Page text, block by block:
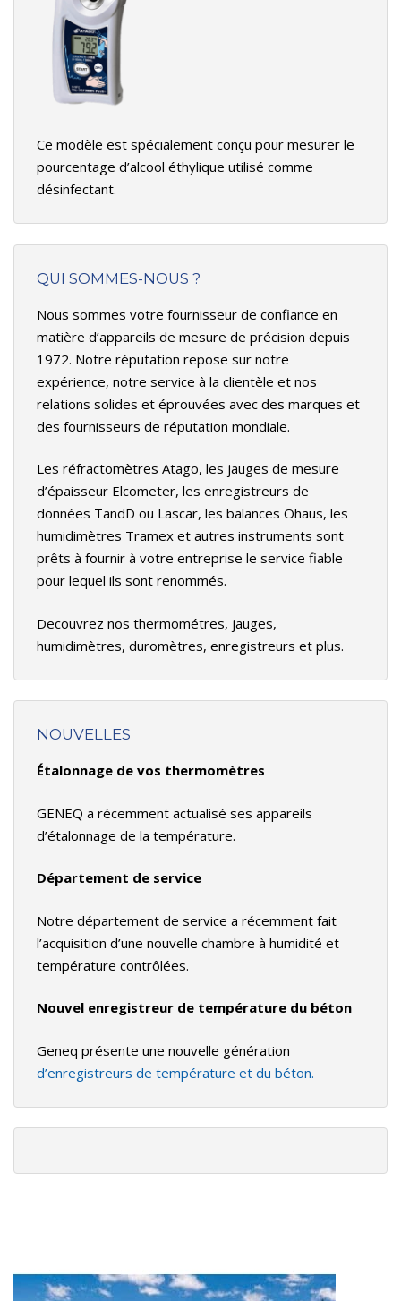
Ce modèle est spécialement conçu pour mesurer le
pourcentage d’alcool éthylique utilisé comme
désinfectant.
QUI SOMMES-NOUS ?
Nous sommes votre fournisseur de confiance en
matière d’appareils de mesure de précision depuis
1972. Notre réputation repose sur notre
expérience, notre service à la clientèle et nos
relations solides et éprouvées avec des marques et
des fournisseurs de réputation mondiale.
Les réfractomètres Atago, les jauges de mesure
d’épaisseur Elcometer, les enregistreurs de
données TandD ou Lascar, les balances Ohaus, les
humidimètres Tramex et autres instruments sont
prêts à fournir à votre entreprise le service fiable
pour lequel ils sont renommés.
Decouvrez nos thermométres, jauges,
humidimètres, duromètres, enregistreurs et plus.
NOUVELLES
Étalonnage de vos thermomètres
GENEQ a récemment actualisé ses appareils
d’étalonnage de la température.
Département de service
Notre département de service a récemment fait
l’acquisition d’une nouvelle chambre à humidité et
température contrôlées.
Nouvel enregistreur de température du béton
Geneq présente une nouvelle génération
d’enregistreurs de température et du béton.